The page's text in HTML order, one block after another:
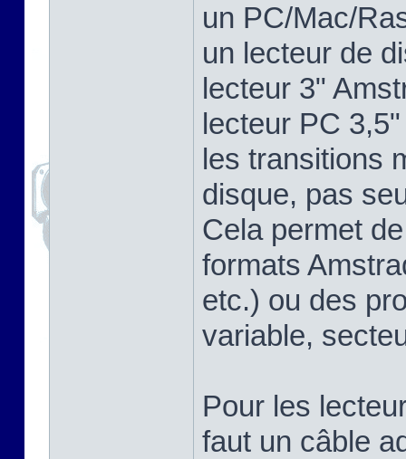
un PC/Mac/
un lecteur de
lecteur 3"
lecteur PC
les transitions
disque, pas
Cela permet
formats
etc.) ou des
variable,
Pour les
faut un câble